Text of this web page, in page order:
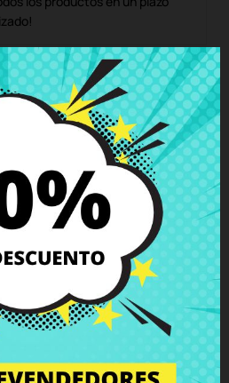
Descripción
del producto
Grados
Packard Bell
Acer Travelmate